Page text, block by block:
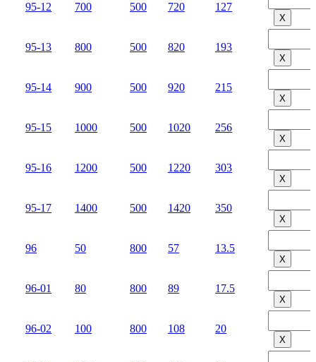
95-12 700 500 720 127
Х
95-13 800 500 820 193
Х
95-14 900 500 920 215
Х
95-15 1000 500 1020 256
Х
95-16 1200 500 1220 303
Х
95-17 1400 500 1420 350
Х
96 50 800 57 13.5
Х
96-01 80 800 89 17.5
Х
96-02 100 800 108 20
Х